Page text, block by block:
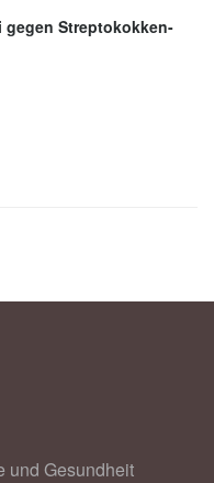
gegen Streptokokken-
und Gesundheit